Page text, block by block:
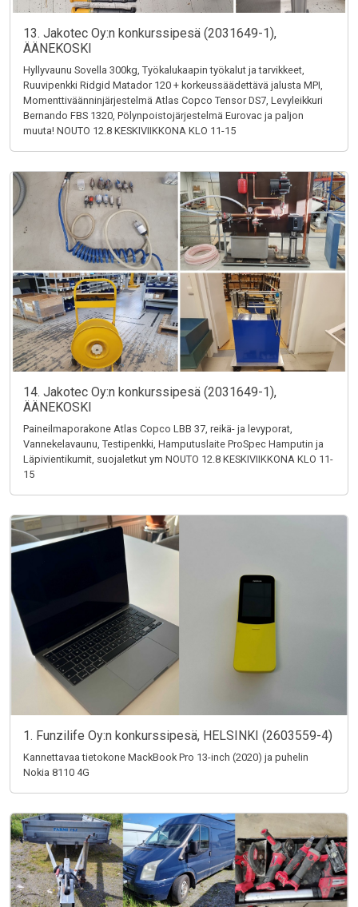
13. Jakotec Oy:n konkurssipesä (2031649-1),
ÄÄNEKOSKI
Hyllyvaunu Sovella 300kg, Työkalukaapin työkalut ja tarvikkeet,
Ruuvipenkki Ridgid Matador 120 + korkeussäädettävä jalusta MPI,
Momenttiväänninjärjestelmä Atlas Copco Tensor DS7, Levyleikkuri
Bernando FBS 1320, Pölynpoistojärjestelmä Eurovac ja paljon
muuta! NOUTO 12.8 KESKIVIIKKONA KLO 11-15
14. Jakotec Oy:n konkurssipesä (2031649-1),
ÄÄNEKOSKI
Paineilmaporakone Atlas Copco LBB 37, reikä- ja levyporat,
Vannekelavaunu, Testipenkki, Hamputuslaite ProSpec Hamputin ja
Läpivientikumit, suojaletkut ym NOUTO 12.8 KESKIVIIKKONA KLO 11-
15
1. Funzilife Oy:n konkurssipesä, HELSINKI (2603559-4)
Kannettavaa tietokone MackBook Pro 13-inch (2020) ja puhelin
Nokia 8110 4G